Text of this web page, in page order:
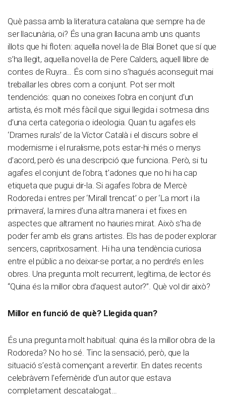
Què passa amb la literatura catalana que sempre ha de
ser llacunària, oi? És una gran llacuna amb uns quants
illots que hi floten: aquella novel·la de Blai Bonet que sí que
s’ha llegit, aquella novel·la de Pere Calders, aquell llibre de
contes de Ruyra… És com si no s’hagués aconseguit mai
treballar les obres com a conjunt. Pot ser molt
tendenciós: quan no coneixes l’obra en conjunt d’un
artista, és molt més fàcil que sigui llegida i sotmesa dins
d’una certa categoria o ideologia. Quan tu agafes els
‘Drames rurals’ de la Víctor Català i el discurs sobre el
modernisme i el ruralisme, pots estar-hi més o menys
d’acord, però és una descripció que funciona. Però, si tu
agafes el conjunt de l’obra, t’adones que no hi ha cap
etiqueta que pugui dir-la. Si agafes l’obra de Mercè
Rodoreda i entres per ‘Mirall trencat’ o per ‘La mort i la
primavera’, la mires d’una altra manera i et fixes en
aspectes que altrament no hauries mirat. Això s’ha de
poder fer amb els grans artistes. Els has de poder explorar
sencers, capritxosament. Hi ha una tendència curiosa
entre el públic a no deixar-se portar, a no perdre’s en les
obres. Una pregunta molt recurrent, legítima, de lector és
“Quina és la millor obra d’aquest autor?”. Què vol dir això?
Millor en funció de què? Llegida quan?
És una pregunta molt habitual: quina és la millor obra de la
Rodoreda? No ho sé. Tinc la sensació, però, que la
situació s’està començant a revertir. En dates recents
celebràvem l’efemèride d’un autor que estava
completament descatalogat…